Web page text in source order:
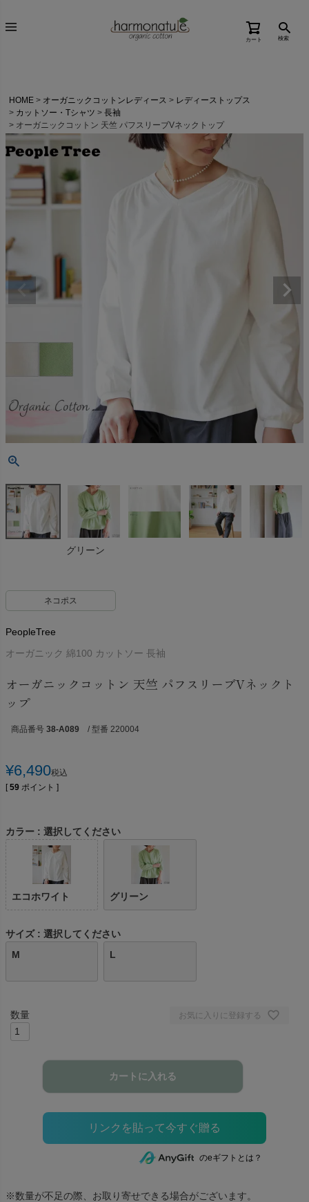
カート 検索
HOME オーガニックコットンレディース
レディーストップス
カットソー・Tシャツ
長袖
オーガニックコットン 天竺 パフスリーブVネックトップ
グリーン
ネコポス
PeopleTree
オーガニック 綿100 カットソー 長袖
オーガニックコットン 天竺 パフスリーブVネックト
ップ
商品番号 38-A089 / 型番 220004
¥6,490税込
[ 59 ポイント ]
カラー 選択してください
エコホワイト グリーン
サイズ
選択してください
M
L
お気に入りに登録する
カートに入れる
のeギフトとは？
※数量が不足の際、お取り寄せできる場合がございます。